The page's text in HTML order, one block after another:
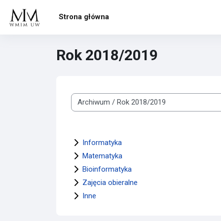
Strona główna
Rok 2018/2019
Kategorie kursów
Informatyka
Matematyka
Bioinformatyka
Zajęcia obieralne
Inne